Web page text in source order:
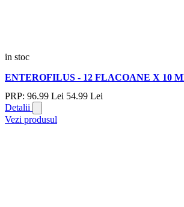
in stoc
ENTEROFILUS - 12 FLACOANE X 10
PRP: 96.99 Lei 54.99 Lei
Detalii
Vezi produsul